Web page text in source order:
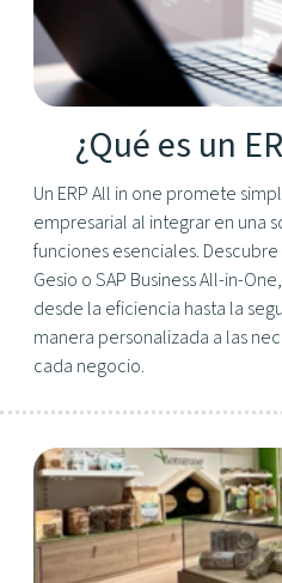
¿Qué es un
Un ERP All in one promete
empresarial al integrar en una
funciones esenciales.
Gesio o SAP Business All-in-
desde la eficiencia hasta la
manera personalizada a las
cada negocio.